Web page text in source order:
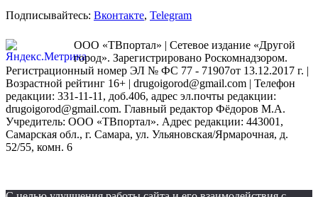
Подписывайтесь: Вконтакте, Telegram
ООО «ТВпортал» | Сетевое издание «Другой
город». Зарегистрировано Роскомнадзором.
Регистрационный номер ЭЛ № ФС 77 - 71907от 13.12.2017 г. |
Возрастной рейтинг 16+ | drugoigorod@gmail.com | Телефон
редакции: 331-11-11, доб.406, адрес эл.почты редакции:
drugoigorod@gmail.com. Главный редактор Фёдоров М.А.
Учредитель: ООО «ТВпортал». Адрес редакции: 443001,
Самарская обл., г. Самара, ул. Ульяновская/Ярмарочная, д.
52/55, комн. 6